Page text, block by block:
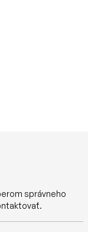
správneho